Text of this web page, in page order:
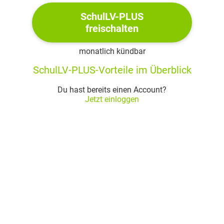
Brief an den ehemaligen Innenminister erhalten.
Er schreibt einen zweiten Brief an den ehemaligen
Innenminister. (S. 164 f.)
Besuch bei Katharina Blumenschläger in der
Querulant bezeichnet.
SchulLV-PLUS
freischalten
monatlich kündbar
SchulLV-PLUS-Vorteile im Überblick
Du hast bereits einen Account?
Jetzt einloggen